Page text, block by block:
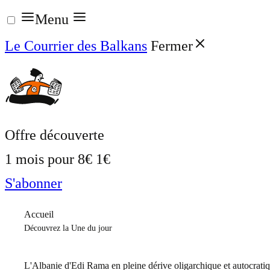
Aller
au
contenu
Menu
Le Courrier des Balkans Fermer
Offre découverte
1 mois pour 8€ 1€
S'abonner
Accueil
Découvrez la Une du jour
L'Albanie d'Edi Rama en pleine dérive oligarchique et